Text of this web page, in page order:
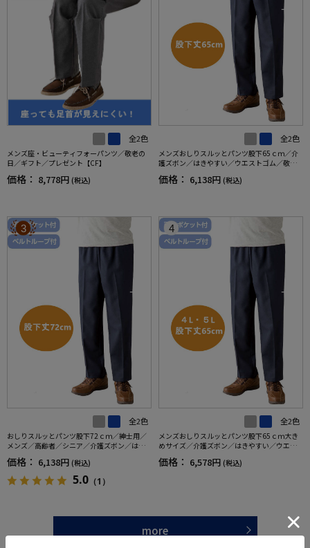
全2色
メンズ座・ビューティフォーパンツ／敬老の
日／ギフト／プレゼント【CF】
価格： 8,778円 (税込)
全2色
メンズおしりスルッとパンツ股下65ｃｍ／介
護ズボン／はきやすい／ウエストゴム／敬老
の日／ギフト／プレゼント【CF】
価格： 6,138円 (税込)
3
全2色
おしりスルッとパンツ股下72ｃｍ／紳士用／
メンズ／高齢者／シニア／介護ズボン／はき
やすい／ウエストゴム／敬老の日／ギフト／
プレゼント【CF】
価格： 6,138円 (税込)
5.0 （1）
4
全2色
メンズおしりスルッとパンツ股下65ｃｍ大き
めサイズ／介護ズボン／はきやすい／ウエス
トゴム／敬老の日／ギフト／プレゼント【C
F】
価格： 6,578円 (税込)
more